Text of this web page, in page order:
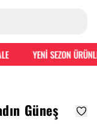
YENİ SEZON
Güneş